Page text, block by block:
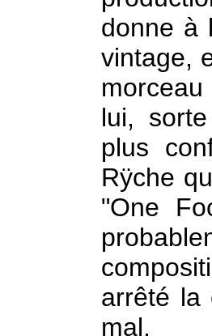
donne à
vintage,
lui,
plus
Rÿche
"One
arrêté la